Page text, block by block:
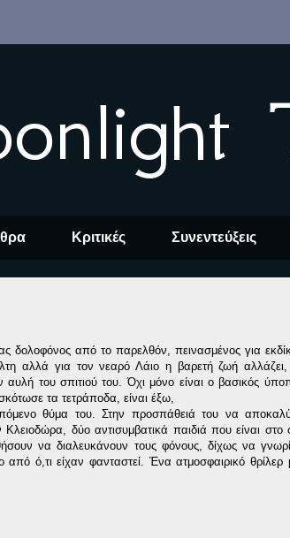
Κριτικές Συνεντεύξεις
δολοφόνος από το παρελθόν, πεινασμένος για
αλλά για τον νεαρό Λάιο η βαρετή ζωή αλλάζει,
αυλή του σπιτιού του. Όχι μόνο είναι ο βασικός
τα τετράποδα, είναι έξω,
θύμα του. Στην προσπάθειά του να
δύο αντισυμβατικά παιδιά που είναι
να διαλευκάνουν τους φόνους, δίχως να
ό,τι είχαν φανταστεί. Ένα ατμοσφαιρικό θρίλερ